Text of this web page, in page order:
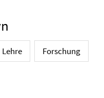
Lehre Forschung